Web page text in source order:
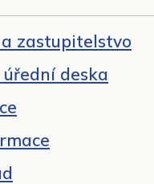
zastupitelstvo
deska